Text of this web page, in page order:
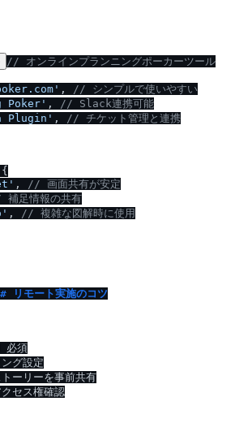
/ / オンラインプランニングポーカーツール
, / / シンプルで使いやすい
Poker' , / / Slack連携可能
Plugin' , / / チケット管理と連携
{
, / / 画面共有が安定
補足情報の共有
, / / 複雑な図解時に使用
リモート実施のコツ
セス権確認